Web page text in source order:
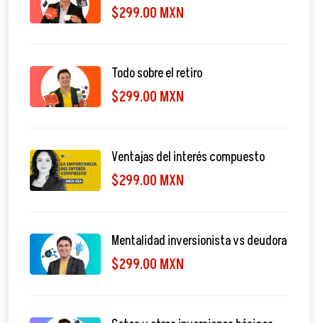
$299.00 MXN
Todo sobre el retiro
$299.00 MXN
Ventajas del interés compuesto
$299.00 MXN
Mentalidad inversionista vs deudora
$299.00 MXN